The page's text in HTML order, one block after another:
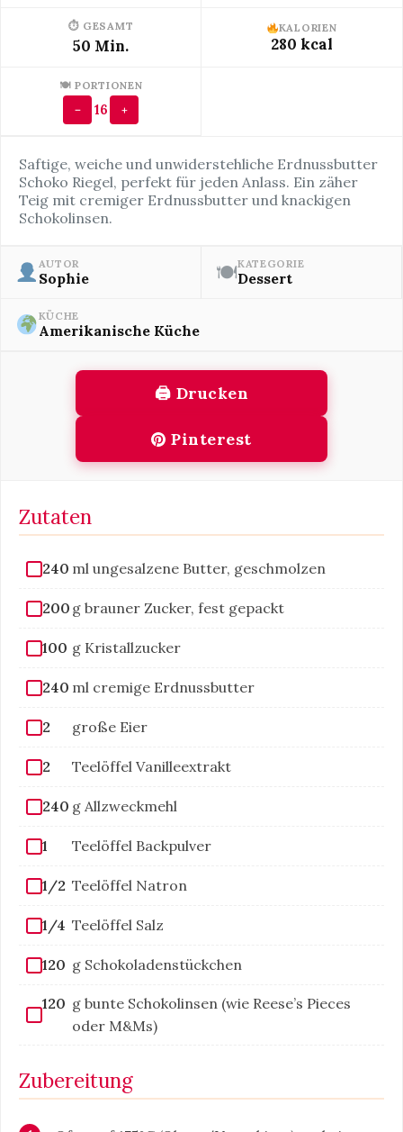
⏱ GESAMT
50 Min.
KALORIEN
280 kcal
🍽 PORTIONEN
− 16 +
Saftige, weiche und unwiderstehliche Erdnussbutter
Schoko Riegel, perfekt für jeden Anlass. Ein zäher
Teig mit cremiger Erdnussbutter und knackigen
Schokolinsen.
AUTOR
Sophie 🍽KATEGORIE
Dessert
KÜCHE
Amerikanische Küche
🖨 Drucken
Pinterest
Zutaten
240 ml ungesalzene Butter, geschmolzen
200 g brauner Zucker, fest gepackt
100 g Kristallzucker
240 ml cremige Erdnussbutter
2 große Eier
2 Teelöffel Vanilleextrakt
240 g Allzweckmehl
1 Teelöffel Backpulver
1/2 Teelöffel Natron
1/4 Teelöffel Salz
120 g Schokoladenstückchen
120 g bunte Schokolinsen (wie Reese’s Pieces
oder M&Ms)
Zubereitung